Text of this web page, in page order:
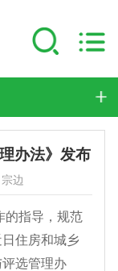
办法》发布
边
的指导，规范
住房和城乡
选管理办